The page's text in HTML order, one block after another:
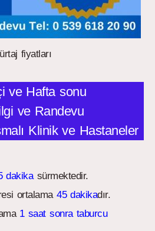
fiyatları
ve Hafta sonu
ve Randevu
Klinik ve Hastaneler
dakikasürmektedir.
ortalama45 dakikadır.
1 saat sonra taburcu